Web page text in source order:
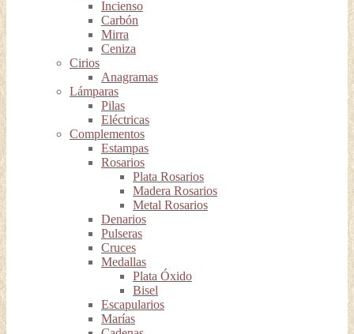
Incienso
Carbón
Mirra
Ceniza
Cirios
Anagramas
Lámparas
Pilas
Eléctricas
Complementos
Estampas
Rosarios
Plata Rosarios
Madera Rosarios
Metal Rosarios
Denarios
Pulseras
Cruces
Medallas
Plata Óxido
Bisel
Escapularios
Marías